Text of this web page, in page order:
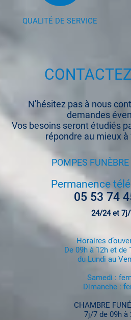
QUALITÉ DE SERVICE
N'hésitez pas à nous
demandes
Vos besoins seront étudiés
répondre au mieux
POMPES
Permanence
05 53 74
24/24 et
Horaires
De 09h à 12h et de
du Lundi au
Samedi :
Dimanche :
CHAMBRE
7j/7 de 09h à